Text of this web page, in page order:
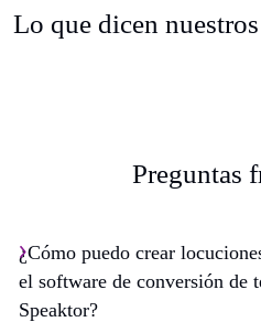
Lo que dicen
Preguntas
¿Cómo puedo crear
el software de conversión de
Speaktor?